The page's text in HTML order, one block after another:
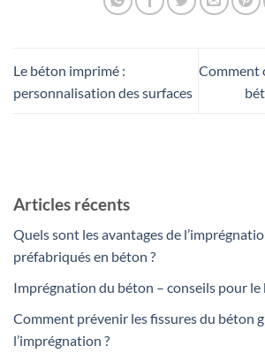
Le béton imprimé :
personnalisation des surfaces
Comment
Articles récents
Quels sont les avantages de
préfabriqués en béton ?
Imprégnation du béton – conseils pour le
Comment prévenir les fissures du béton
l’imprégnation ?